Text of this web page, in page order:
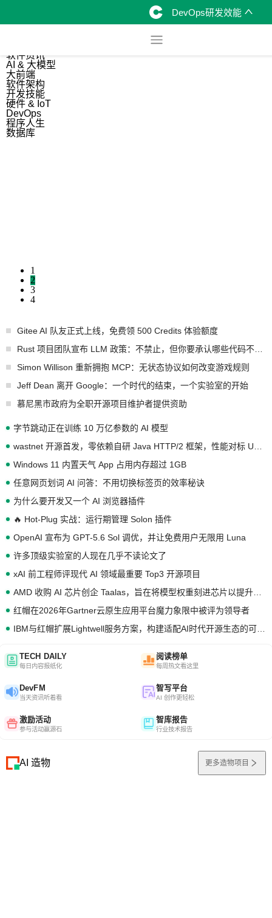
DevOps研发效能
软件资讯
AI & 大模型
大前端
软件架构
开发技能
硬件 & IoT
DevOps
程序人生
数据库
1
2
3
4
Gitee AI 队友正式上线，免费领 500 Credits 体验额度
Simon Willison 重新拥抱 MCP：无状态协议如何改变游戏规则
Jeff Dean 离开 Google：一个时代的结束，一个实验室的开始
慕尼黑市政府为全职开源项目维护者提供资助
字节跳动正在训练 10 万亿参数的 AI 模型
Windows 11 内置天气 App 占用内存超过 1GB
任意网页划词 AI 问答：不用切换标签页的效率秘诀
为什么要开发又一个 AI 浏览器插件
🔥 Hot-Plug 实战：运行期管理 Solon 插件
OpenAI 宣布为 GPT-5.6 Sol 调优，并让免费用户无限用 Luna
许多顶级实验室的人现在几乎不读论文了
xAI 前工程师评现代 AI 领域最重要 Top3 开源项目
红帽在2026年Gartner云原生应用平台魔力象限中被评为领导者
TECH DAILY
每日内容报纸化
阅读榜单
每周热文看这里
DevFM
当天资讯听着看
智写平台
AI 创作更轻松
激励活动
参与活动赢源石
智库报告
行业技术报告
AI 造物 更多造物项目